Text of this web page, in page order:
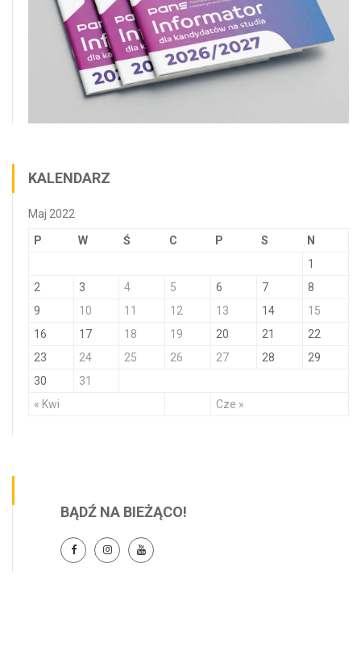
KALENDARZ
Maj 2022
P W Ś C P S N
« Kwi Cze »
1
2
3 4 5 6 7
8
9
10 11 12 13 14
15
16
17 18 19 20 21
22
23
24 25 26 27 28
29
30
31
BĄDŹ NA BIEŻĄCO!